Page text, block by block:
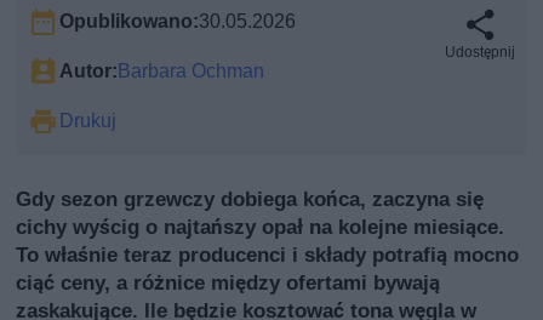
Opublikowano:30.05.2026
Autor:Barbara Ochman
Drukuj
Udostępnij
Gdy sezon grzewczy dobiega końca, zaczyna się
cichy wyścig o najtańszy opał na kolejne miesiące.
To właśnie teraz producenci i składy potrafią mocno
ciąć ceny, a różnice między ofertami bywają
zaskakujące. Ile będzie kosztować tona węgla w